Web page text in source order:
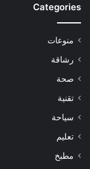
Categories
منوعات
رشاقة
صحة
تقنية
سياحة
تعليم
مطبخ